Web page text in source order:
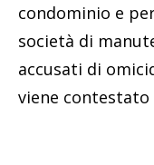
condominio e
società di
accusati di
viene